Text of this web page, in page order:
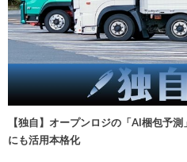
【独自】オープンロジの「AI梱包予
にも活用本格化